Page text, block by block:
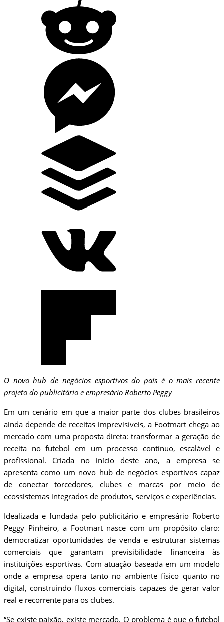
O novo hub de negócios esportivos do país é o mais recente
projeto do publicitário e empresário Roberto Peggy
Em um cenário em que a maior parte dos clubes brasileiros
ainda depende de receitas imprevisíveis, a Footmart chega ao
mercado com uma proposta direta: transformar a geração de
receita no futebol em um processo contínuo, escalável e
profissional. Criada no início deste ano, a empresa se
apresenta como um novo hub de negócios esportivos capaz
de conectar torcedores, clubes e marcas por meio de
ecossistemas integrados de produtos, serviços e experiências.
Idealizada e fundada pelo publicitário e empresário Roberto
Peggy Pinheiro, a Footmart nasce com um propósito claro:
democratizar oportunidades de venda e estruturar sistemas
comerciais que garantam previsibilidade financeira às
instituições esportivas. Com atuação baseada em um modelo
onde a empresa opera tanto no ambiente físico quanto no
digital, construindo fluxos comerciais capazes de gerar valor
real e recorrente para os clubes.
“Se existe paixão, existe mercado. O problema é que o futebol